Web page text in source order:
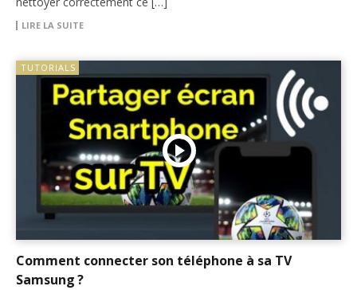
LIRE LA SUITE
TUTORIALS
Comment connecter son téléphone à sa TV
Samsung ?